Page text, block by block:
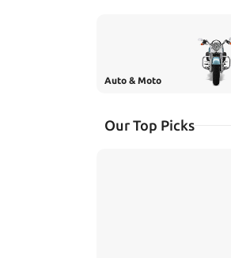
Auto & Moto
Our Top Picks